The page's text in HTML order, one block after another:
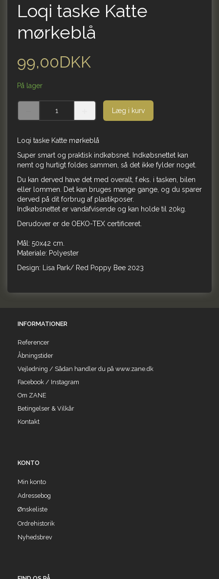
Loqi taske Katte
mørkeblå
99,00DKK
På lager
Læg i kurv
Loqi taske Katte mørkeblå
Super smart og praktisk indkøbsnet. Indkøbsnettet kan
nemt og hurtigt foldes sammen, så det ikke fylder noget.
Du kan derved have det med overalt, f.eks. i tasken, bilen
eller lommen. Det kan bruges mange gange, og du sparer
derved på dit forbrug af plastikposer.
Indkøbsnettet er vandafvisende og kan holde til 20kg.
Derudover er de OEKO-TEX certificeret.
Mål: 50x42 cm.
Materiale: Polyester
Design: Lisa Park/ Red Poppy Bee 2023
INFORMATIONER
Referencer
Åbningstider
Vejledning / Sådan handler du på www.zane.dk
Facebook / Instagram
Om ZANE
Betingelser & Vilkår
Kontakt
KONTO
Min konto
Adressebog
Ønskeliste
Ordrehistorik
Nyhedsbrev